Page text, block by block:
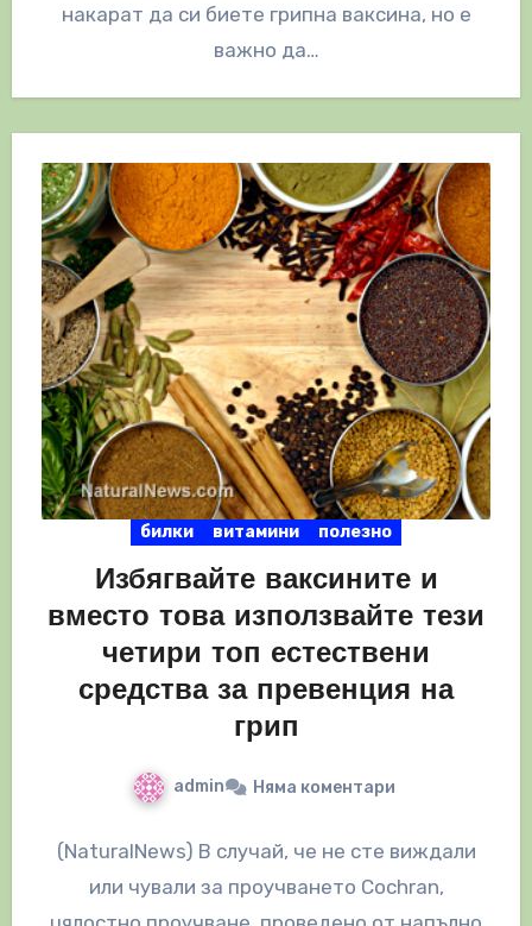
накарат да си биете грипна ваксина, но е
важно да…
билки витамини полезно
Избягвайте ваксините и
вместо това използвайте тези
четири топ естествени
средства за превенция на
грип
admin Няма коментари
(NaturalNews) В случай, че не сте виждали
или чували за проучването Cochran,